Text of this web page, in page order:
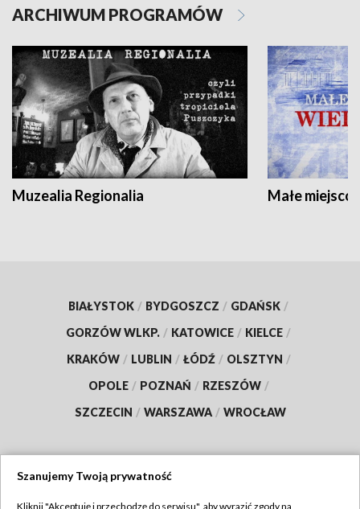
ARCHIWUM PROGRAMÓW
Muzealia Regionalia Małe
BIAŁYSTOK / BYDGOSZCZ / GDAŃSK /
GORZÓW WLKP. / KATOWICE / KIELCE /
KRAKÓW / LUBLIN / ŁÓDŹ / OLSZTYN /
OPOLE / POZNAŃ / RZESZÓW /
SZCZECIN / WARSZAWA / WROCŁAW
Szanujemy Twoją prywatność
Kliknij "Akceptuję i przechodzę do serwisu", aby wyrazić zgody na